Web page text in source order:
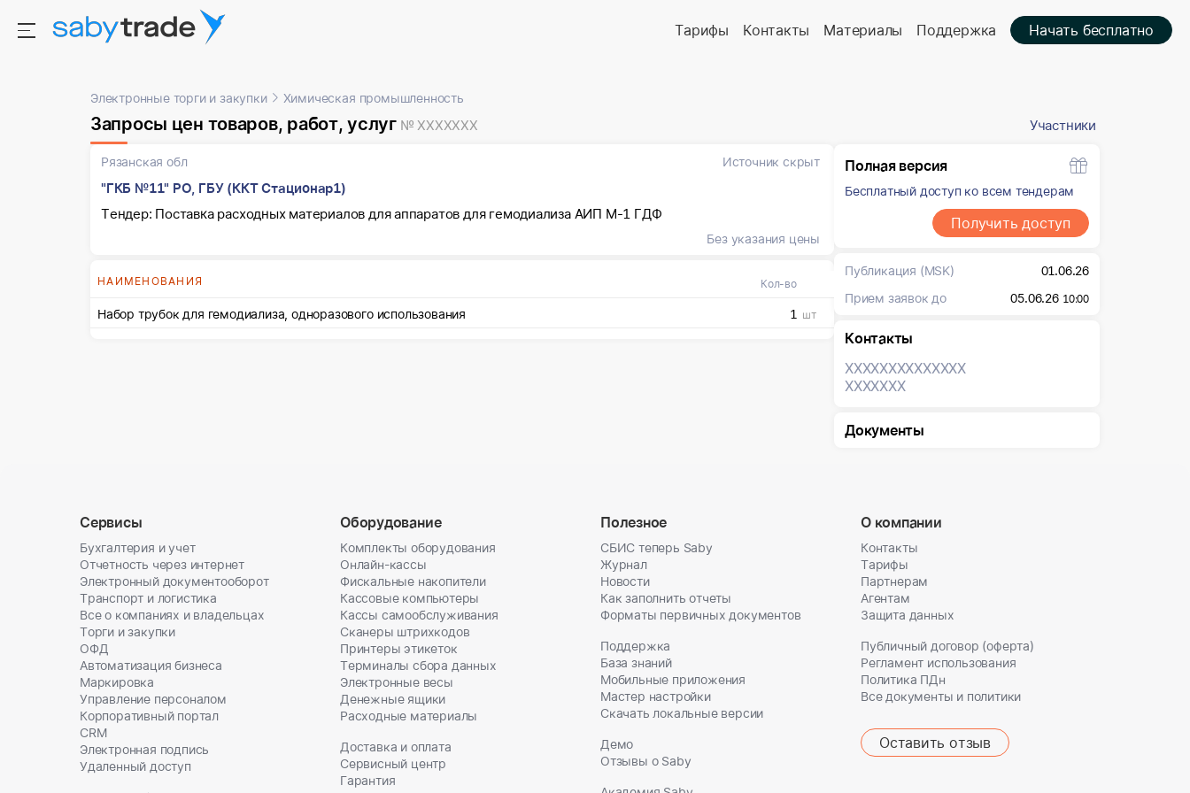
Тарифы Контакты Материалы Поддержка Начать бесплатно
Электронные торги и закупки Химическая промышленность
Запросы цен товаров, работ, услуг № XXXXXXX Участники
Рязанская обл Источник скрыт
"ГКБ №11" РО, ГБУ (ККТ Стационар1)
Тендер: Поставка расходных материалов для аппаратов для гемодиализа АИП М-1 ГДФ
Без указания цены
НАИМЕНОВАНИЯ Кол-во
Набор трубок для гемодиализа, одноразового использования 1 шт
Полная версия
Бесплатный доступ ко всем тендерам
Получить доступ
Публикация (MSK)
01.06.26
Прием заявок до
05.06.26 10:00
Контакты
XXXXXXXXXXXXXX
XXXXXXX
Документы
Сервисы
Бухгалтерия и учет
Отчетность через интернет
Электронный документооборот
Транспорт и логистика
Все о компаниях и владельцах
Торги и закупки
ОФД
Автоматизация бизнеса
Маркировка
Управление персоналом
Корпоративный портал
CRM
Электронная подпись
Удаленный доступ
Оборудование
Комплекты оборудования
Онлайн-кассы
Фискальные накопители
Кассовые компьютеры
Кассы самообслуживания
Сканеры штрихкодов
Принтеры этикеток
Терминалы сбора данных
Электронные весы
Денежные ящики
Расходные материалы
Доставка и оплата
Сервисный центр
Гарантия
Полезное
СБИС теперь Saby
Журнал
Новости
Как заполнить отчеты
Форматы первичных документов
Поддержка
База знаний
Мобильные приложения
Мастер настройки
Скачать локальные версии
Демо
Отзывы о Saby
О компании
Контакты
Тарифы
Партнерам
Агентам
Защита данных
Публичный договор (оферта)
Регламент использования
Политика ПДн
Все документы и политики
Оставить отзыв